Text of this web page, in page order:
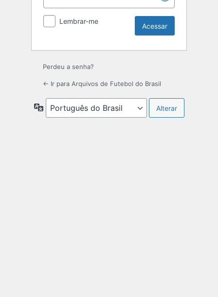
Lembrar-me
Perdeu a senha?
← Ir para Arquivos de Futebol do Brasil
Idioma